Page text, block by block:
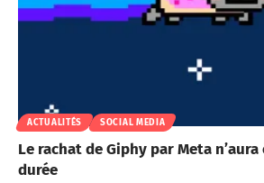
ACTUALITÉS SOCIAL MEDIA
Le rachat de Giphy par Meta
durée